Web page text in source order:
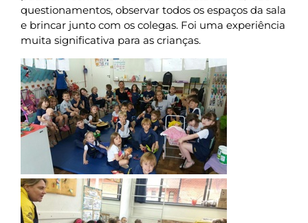
questionamentos, observar todos os espaços da sala
e brincar junto com os colegas. Foi uma experiência
muita significativa para as crianças.